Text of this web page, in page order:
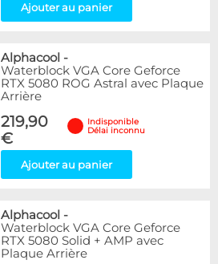
Ajouter au panier
Alphacool -
Waterblock VGA Core Geforce
RTX 5080 ROG Astral avec Plaque
Arrière
219,90
€
Indisponible
Délai inconnu
Ajouter au panier
Alphacool -
Waterblock VGA Core Geforce
RTX 5080 Solid + AMP avec
Plaque Arrière